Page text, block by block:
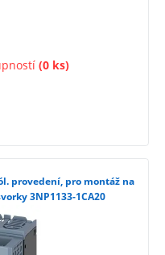
(0 ks)
provedení, pro montáž na
3NP1133-1CA20